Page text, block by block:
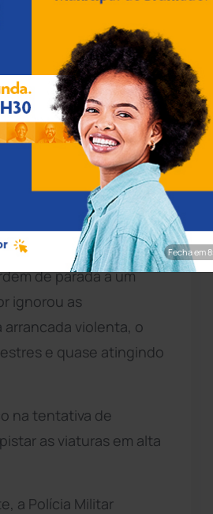
fugir de uma
de quarta-feira (17),
de fiscalização de
(BPM).
de parada a um
ignorou as
violenta, o
e quase atingindo
na tentativa de
as viaturas em alta
a Polícia Militar
Fecha em